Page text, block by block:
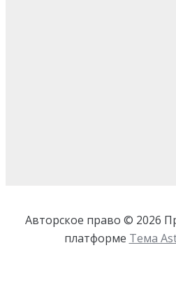
Авторское право © 2026
платформе Тема